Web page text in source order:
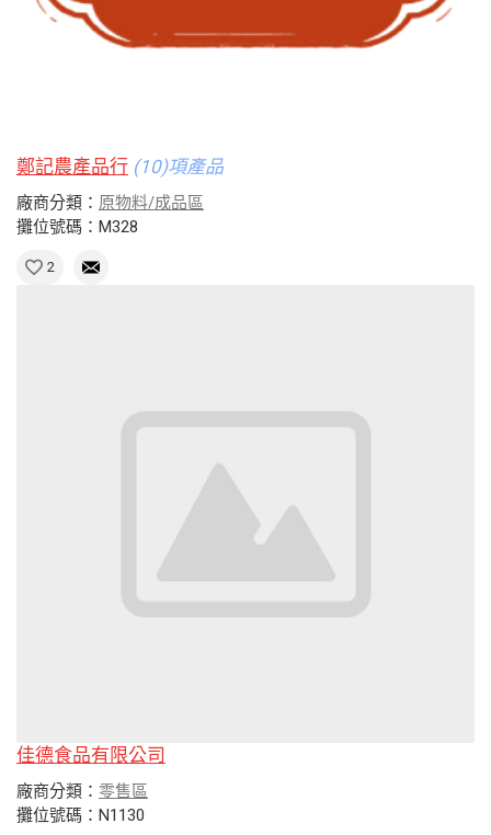
鄭記農產品行 (10)項產品
廠商分類： 原物料/成品區
攤位號碼：M328
2
佳德食品有限公司
廠商分類： 零售區
攤位號碼：N1130